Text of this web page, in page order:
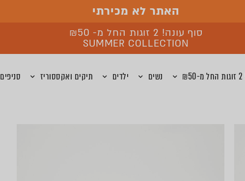
האתר לא מכירתי
סוף עונה! 2 זוגות החל מ- ₪50
SUMMER COLLECTION
נשים ילדים תיקים ואקססוריז סניפים